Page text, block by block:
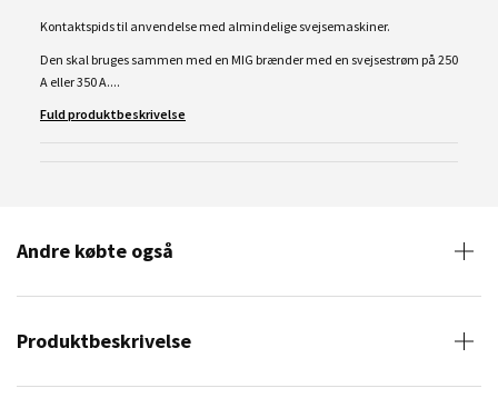
Kontaktspids til anvendelse med almindelige svejsemaskiner.
Den skal bruges sammen med en MIG brænder med en svejsestrøm på 250
A eller 350 A....
Fuld produktbeskrivelse
Andre købte også
Produktbeskrivelse